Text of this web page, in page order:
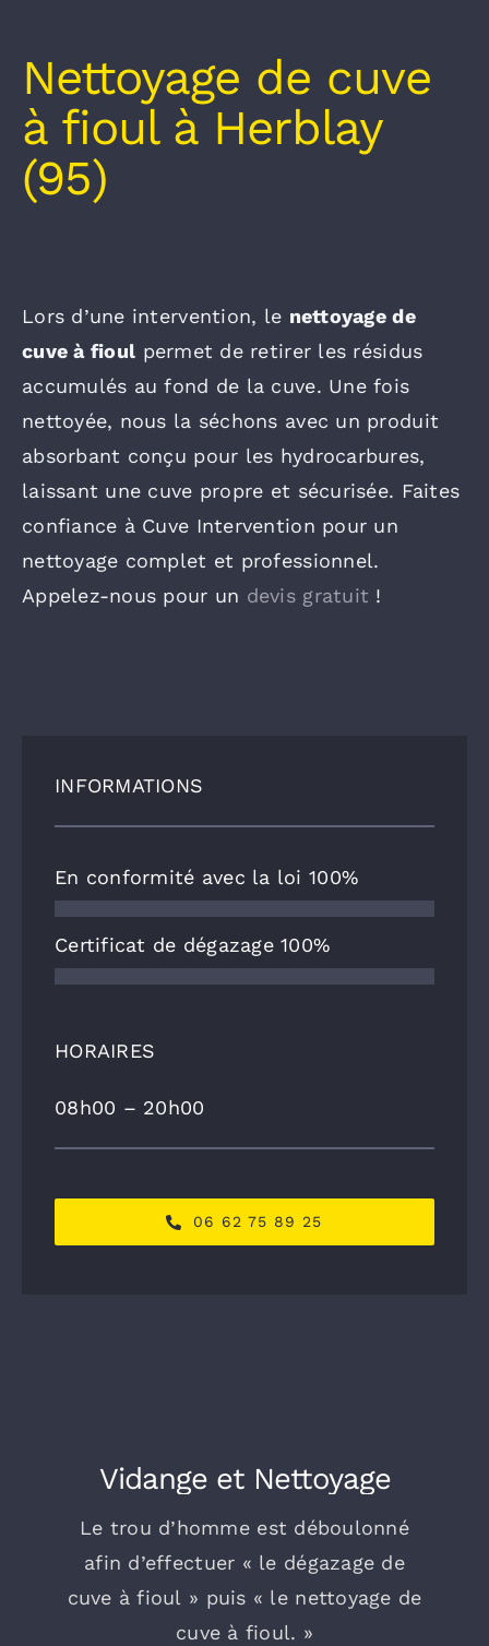
Nettoyage de cuve
à fioul à Herblay
(95)
Lors d’une intervention, le nettoyage de
cuve à fioul permet de retirer les résidus
accumulés au fond de la cuve. Une fois
nettoyée, nous la séchons avec un produit
absorbant conçu pour les hydrocarbures,
laissant une cuve propre et sécurisée. Faites
confiance à Cuve Intervention pour un
nettoyage complet et professionnel.
Appelez-nous pour un devis gratuit !
INFORMATIONS
En conformité avec la loi 100%
Certificat de dégazage 100%
HORAIRES
08h00 – 20h00
06 62 75 89 25
Vidange et Nettoyage
Le trou d’homme est déboulonné
afin d’effectuer « le dégazage de
cuve à fioul » puis « le nettoyage de
cuve à fioul. »